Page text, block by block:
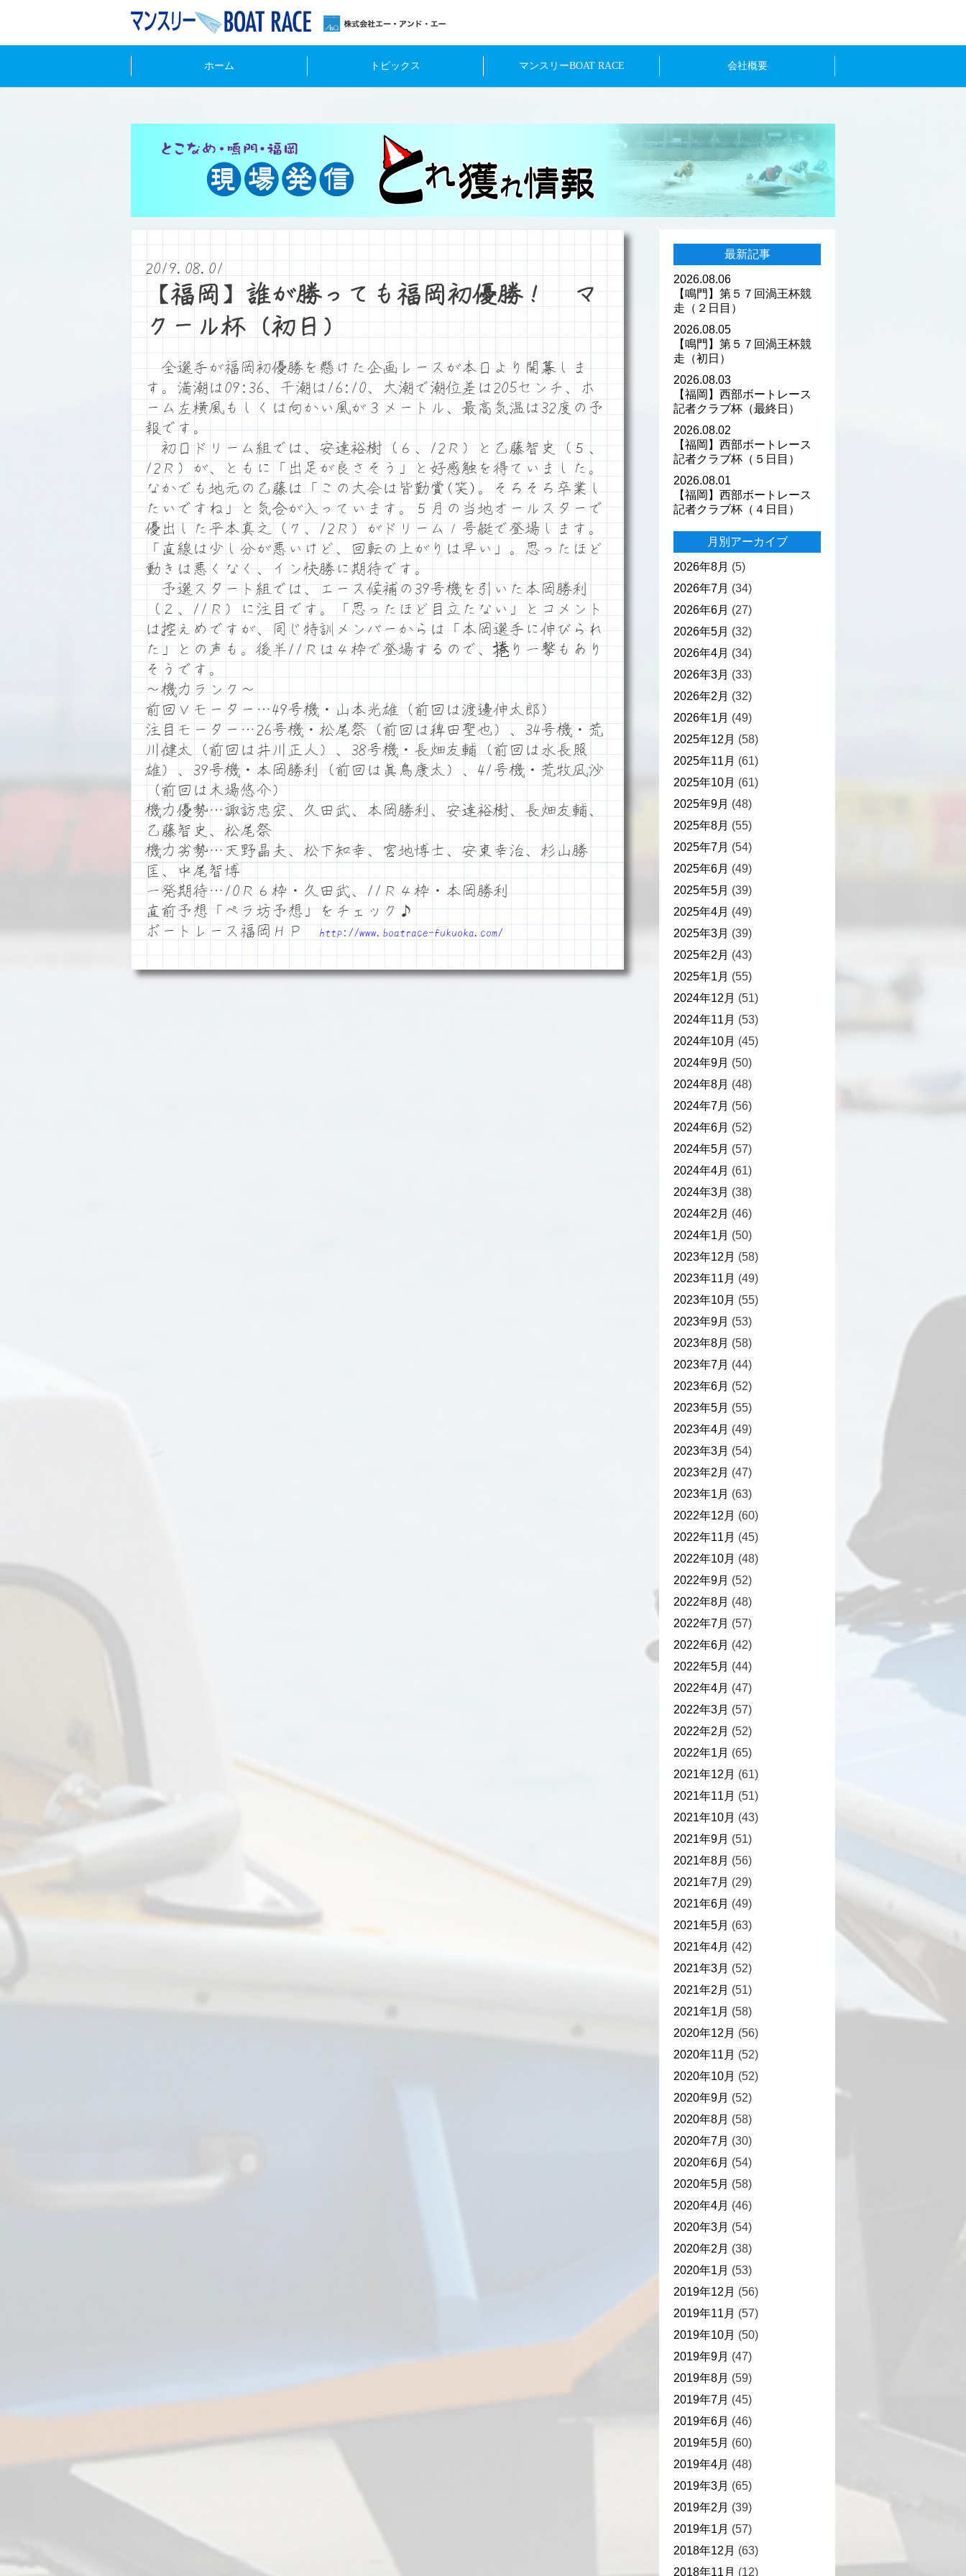
ホーム トピックス マンスリーBOAT RACE 会社概要
2019.08.01
【福岡】誰が勝っても福岡初優勝！ マ
クール杯（初日）
全選手が福岡初優勝を懸けた企画レースが本日より開幕しま
す。満潮は09:36、干潮は16:10、大潮で潮位差は205センチ、ホ
ーム左横風もしくは向かい風が３メートル、最高気温は32度の予
報です。
初日ドリーム組では、安達裕樹（６、12Ｒ）と乙藤智史（５、
12Ｒ）が、ともに「出足が良さそう」と好感触を得ていました。
なかでも地元の乙藤は「この大会は皆勤賞(笑)。そろそろ卒業し
たいですね」と気合が入っています。５月の当地オールスターで
優出した平本真之（７、12Ｒ）がドリーム１号艇で登場します。
「直線は少し分が悪いけど、回転の上がりは早い」。思ったほど
動きは悪くなく、イン快勝に期待です。
予選スタート組では、エース候補の39号機を引いた本岡勝利
（２、11Ｒ）に注目です。「思ったほど目立たない」とコメント
は控えめですが、同じ特訓メンバーからは「本岡選手に伸びられ
た」との声も。後半11Ｒは４枠で登場するので、捲り一撃もあり
そうです。
～機力ランク～
前回Ｖモーター…49号機・山本光雄（前回は渡邊伸太郎）
注目モーター…26号機・松尾祭（前回は稗田聖也）、34号機・荒
川健太（前回は井川正人）、38号機・長畑友輔（前回は水長照
雄）、39号機・本岡勝利（前回は眞鳥康太）、41号機・荒牧凪沙
（前回は木場悠介）
機力優勢…諏訪忠宏、久田武、本岡勝利、安達裕樹、長畑友輔、
乙藤智史、松尾祭
機力劣勢…天野晶夫、松下知幸、宮地博士、安東幸治、杉山勝
匡、中尾智博
一発期待…10Ｒ６枠・久田武、11Ｒ４枠・本岡勝利
直前予想「ペラ坊予想」をチェック♪
ボートレース福岡ＨＰ
http://www.boatrace-fukuoka.com/
最新記事
2026.08.06
【鳴門】第５７回渦王杯競
走（２日目）
2026.08.05
【鳴門】第５７回渦王杯競
走（初日）
2026.08.03
【福岡】西部ボートレース
記者クラブ杯（最終日）
2026.08.02
【福岡】西部ボートレース
記者クラブ杯（５日目）
2026.08.01
【福岡】西部ボートレース
記者クラブ杯（４日目）
月別アーカイブ
2026年8月 (5)
2026年7月 (34)
2026年6月 (27)
2026年5月 (32)
2026年4月 (34)
2026年3月 (33)
2026年2月 (32)
2026年1月 (49)
2025年12月 (58)
2025年11月 (61)
2025年10月 (61)
2025年9月 (48)
2025年8月 (55)
2025年7月 (54)
2025年6月 (49)
2025年5月 (39)
2025年4月 (49)
2025年3月 (39)
2025年2月 (43)
2025年1月 (55)
2024年12月 (51)
2024年11月 (53)
2024年10月 (45)
2024年9月 (50)
2024年8月 (48)
2024年7月 (56)
2024年6月 (52)
2024年5月 (57)
2024年4月 (61)
2024年3月 (38)
2024年2月 (46)
2024年1月 (50)
2023年12月 (58)
2023年11月 (49)
2023年10月 (55)
2023年9月 (53)
2023年8月 (58)
2023年7月 (44)
2023年6月 (52)
2023年5月 (55)
2023年4月 (49)
2023年3月 (54)
2023年2月 (47)
2023年1月 (63)
2022年12月 (60)
2022年11月 (45)
2022年10月 (48)
2022年9月 (52)
2022年8月 (48)
2022年7月 (57)
2022年6月 (42)
2022年5月 (44)
2022年4月 (47)
2022年3月 (57)
2022年2月 (52)
2022年1月 (65)
2021年12月 (61)
2021年11月 (51)
2021年10月 (43)
2021年9月 (51)
2021年8月 (56)
2021年7月 (29)
2021年6月 (49)
2021年5月 (63)
2021年4月 (42)
2021年3月 (52)
2021年2月 (51)
2021年1月 (58)
2020年12月 (56)
2020年11月 (52)
2020年10月 (52)
2020年9月 (52)
2020年8月 (58)
2020年7月 (30)
2020年6月 (54)
2020年5月 (58)
2020年4月 (46)
2020年3月 (54)
2020年2月 (38)
2020年1月 (53)
2019年12月 (56)
2019年11月 (57)
2019年10月 (50)
2019年9月 (47)
2019年8月 (59)
2019年7月 (45)
2019年6月 (46)
2019年5月 (60)
2019年4月 (48)
2019年3月 (65)
2019年2月 (39)
2019年1月 (57)
2018年12月 (63)
2018年11月 (12)